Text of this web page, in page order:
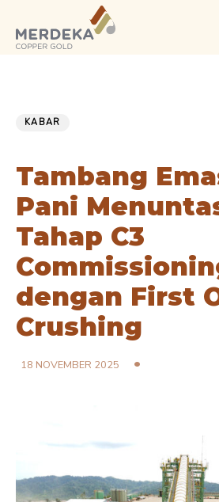
links
primary
KABAR
Tambang
Pani
Tahap C3
dengan First
Crushing
18 NOVEMBER 2025